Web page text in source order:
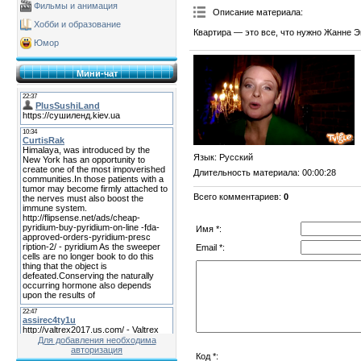
Фильмы и анимация
Хобби и образование
Юмор
Мини-чат
Для добавления необходима
авторизация
Описание материала:
Квартира — это все, что нужно Жанне
Язык: Русский
Длительность материала: 00:00:28
Всего комментариев: 0
Имя *:
Email *:
Код *: